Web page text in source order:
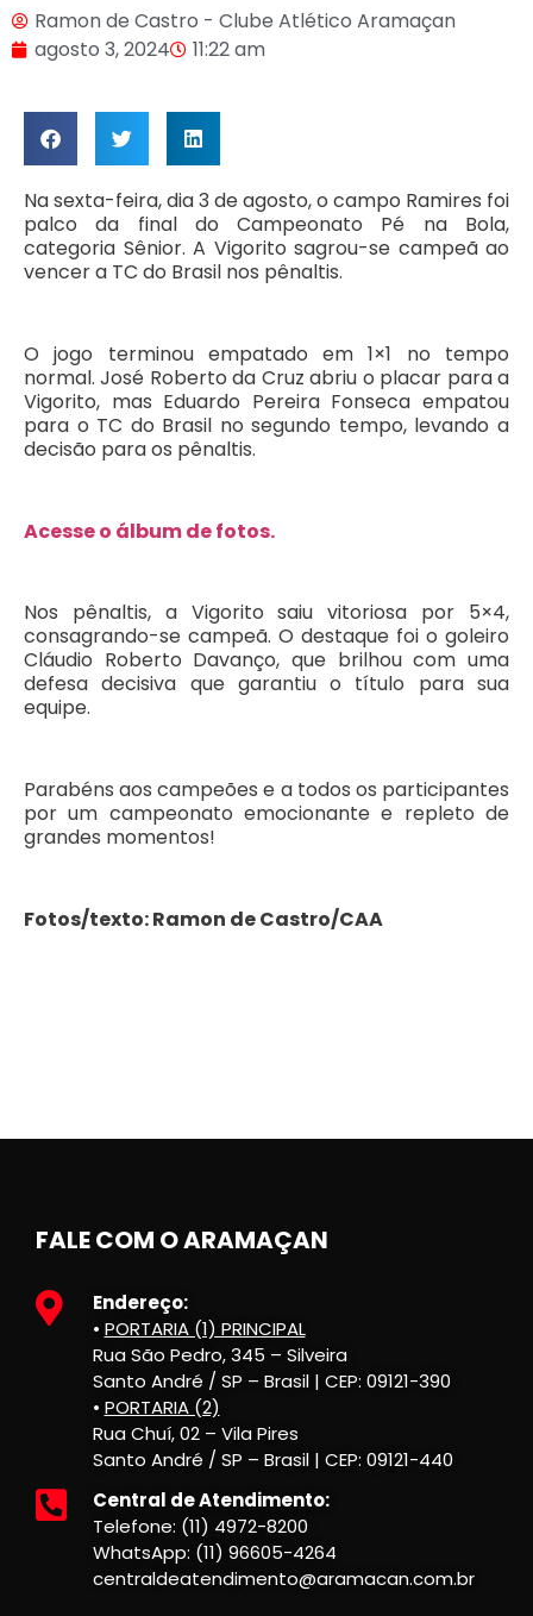
Ramon de Castro - Clube Atlético Aramaçan
agosto 3, 2024
11:22 am
Na sexta-feira, dia 3 de agosto, o campo Ramires foi
palco da final do Campeonato Pé na Bola,
categoria Sênior. A Vigorito sagrou-se campeã ao
vencer a TC do Brasil nos pênaltis.
O jogo terminou empatado em 1×1 no tempo
normal. José Roberto da Cruz abriu o placar para a
Vigorito, mas Eduardo Pereira Fonseca empatou
para o TC do Brasil no segundo tempo, levando a
decisão para os pênaltis.
Acesse o álbum de fotos.
Nos pênaltis, a Vigorito saiu vitoriosa por 5×4,
consagrando-se campeã. O destaque foi o goleiro
Cláudio Roberto Davanço, que brilhou com uma
defesa decisiva que garantiu o título para sua
equipe.
Parabéns aos campeões e a todos os participantes
por um campeonato emocionante e repleto de
grandes momentos!
Fotos/texto: Ramon de Castro/CAA
FALE COM O ARAMAÇAN
Endereço:
• PORTARIA (1) PRINCIPAL
Rua São Pedro, 345 – Silveira
Santo André / SP – Brasil | CEP: 09121-390
• PORTARIA (2)
Rua Chuí, 02 – Vila Pires
Santo André / SP – Brasil | CEP: 09121-440
Central de Atendimento:
Telefone: (11) 4972-8200
WhatsApp: (11) 96605-4264
centraldeatendimento@aramacan.com.br